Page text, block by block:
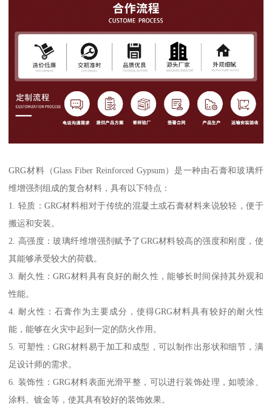
GRG材料（Glass Fiber Reinforced Gypsum）是一种由石膏和玻璃纤
维增强剂组成的复合材料，具有以下特点：
1. 轻质：GRG材料相对于传统的混凝土或石膏材料来说较轻，便于
搬运和安装。
2. 高强度：玻璃纤维增强剂赋予了GRG材料较高的强度和刚度，使
其能够承受较大的荷载。
3. 耐久性：GRG材料具有良好的耐久性，能够长时间保持其外观和
性能。
4. 耐火性：石膏作为主要成分，使得GRG材料具有较好的耐火性
能，能够在火灾中起到一定的防火作用。
5. 可塑性：GRG材料易于加工和成型，可以制作出形状和细节，满
足设计师的需求。
6. 装饰性：GRG材料表面光滑平整，可以进行装饰处理，如喷涂、
涂料、镀金等，使其具有较好的装饰效果。